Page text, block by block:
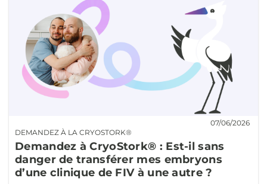
DEMANDEZ À LA CRYOSTORK®
07/06/2026
Demandez à CryoStork® : Est-il sans
danger de transférer mes embryons
d’une clinique de FIV à une autre ?